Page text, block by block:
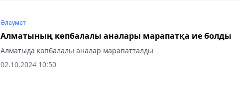
Әлеумет
Алматының көпбалалы аналары марапатқа ие болды
Алматыда көпбалалы аналар марапатталды
02.10.2024 10:50